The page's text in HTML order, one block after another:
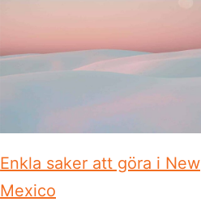
Enkla saker att göra i New
Mexico